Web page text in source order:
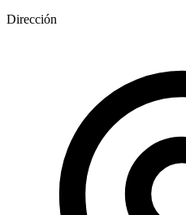
Dirección